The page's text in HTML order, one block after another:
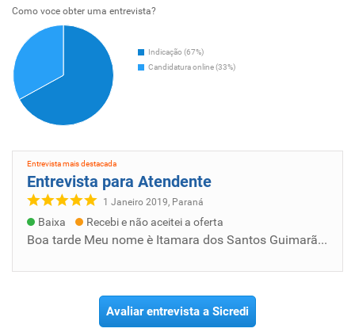
Como voce obter uma entrevista?
Indicação (67%)
Candidatura online (33%)
Entrevista mais destacada
Entrevista para Atendente
1 Janeiro 2019, Paraná
Baixa Recebi e não aceitei a oferta
Boa tarde Meu nome è Itamara dos Santos Guimarães, tenho 18 anos, estou a procura de emprego, estou disponível em qualquer horário/dia para...
Avaliar entrevista a Sicredi